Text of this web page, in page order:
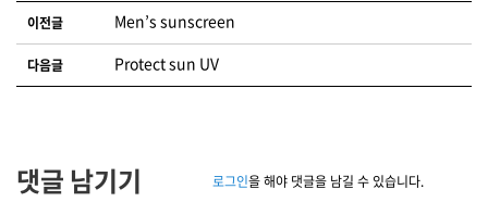
글 네비게이션
이전글 Men’s sunscreen
다음글 Protect sun UV
댓글 남기기 로그인을 해야 댓글을 남길 수 있습니다.